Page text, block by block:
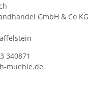
GmbH & Co KG
340871
muehle.de